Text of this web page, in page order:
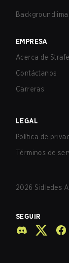
Background
EMPRESA
Acerca de Strafe
Contáctanos
Carreras
LEGAL
Política de
Términos de
2026 Sidledes
SEGUIR